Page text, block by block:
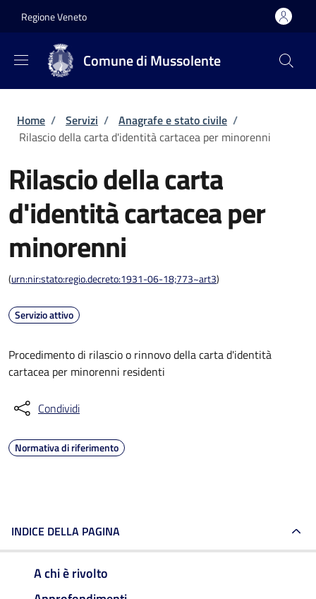
Regione Veneto
Comune di Mussolente
Briciole di pane
Home / Servizi / Anagrafe e stato civile /
Rilascio della carta d'identità cartacea per minorenni
Rilascio della carta
d'identità cartacea per
minorenni
(urn:nir:stato:regio.decreto:1931-06-18;773~art3)
Servizio attivo
Procedimento di rilascio o rinnovo della carta d'identità
cartacea per minorenni residenti
Condividi
Normativa di riferimento
INDICE DELLA PAGINA
A chi è rivolto